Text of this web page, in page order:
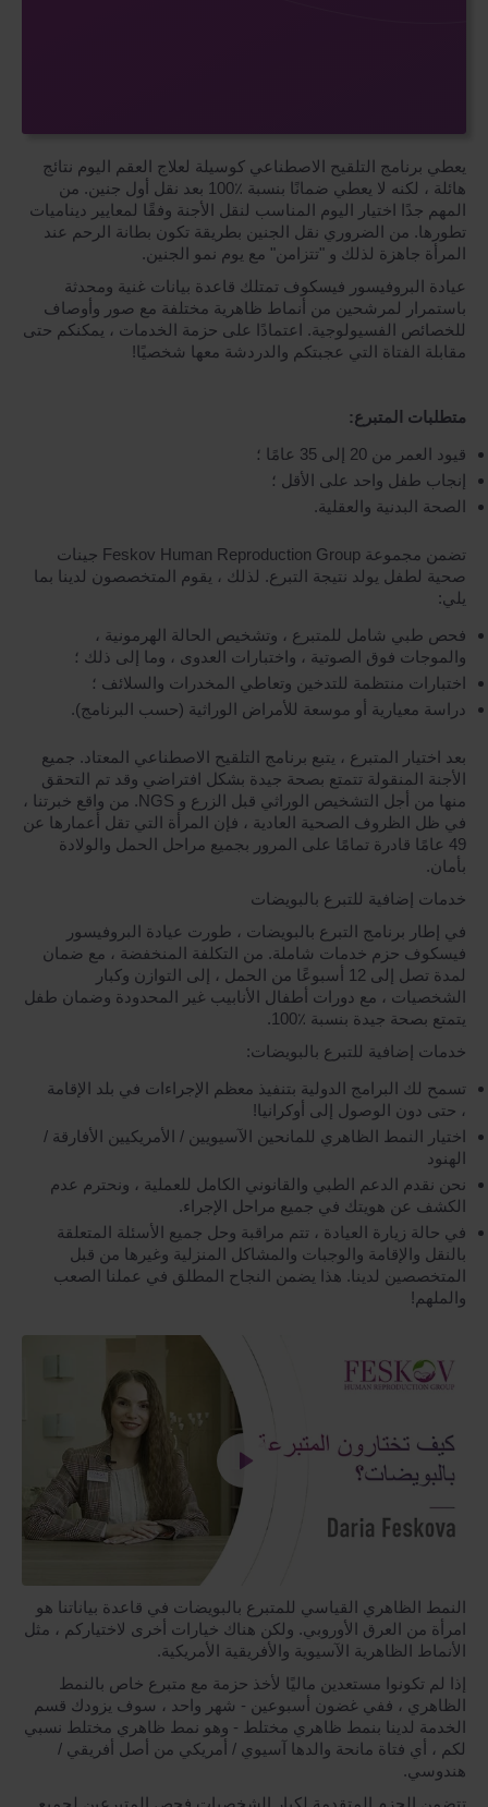
يعطي برنامج التلقيح الاصطناعي كوسيلة لعلاج العقم اليوم نتائج
هائلة ، لكنه لا يعطي ضمانًا بنسبة ٪100 بعد نقل أول جنين. من
المهم جدًا اختيار اليوم المناسب لنقل الأجنة وفقًا لمعايير ديناميات
تطورها. من الضروري نقل الجنين بطريقة تكون بطانة الرحم عند
المرأة جاهزة لذلك و "تتزامن" مع يوم نمو الجنين.
عيادة البروفيسور فيسكوف تمتلك قاعدة بيانات غنية ومحدثة
باستمرار لمرشحين من أنماط ظاهرية مختلفة مع صور وأوصاف
للخصائص الفسيولوجية. اعتمادًا على حزمة الخدمات ، يمكنكم حتى
مقابلة الفتاة التي عجبتكم والدردشة معها شخصيًا!
متطلبات المتبرع:
قيود العمر من 20 إلى 35 عامًا ؛
إنجاب طفل واحد على الأقل ؛
الصحة البدنية والعقلية.
تضمن مجموعة Feskov Human Reproduction Group جينات
صحية لطفل يولد نتيجة التبرع. لذلك ، يقوم المتخصصون لدينا بما
يلي:
فحص طبي شامل للمتبرع ، وتشخيص الحالة الهرمونية ،
والموجات فوق الصوتية ، واختبارات العدوى ، وما إلى ذلك ؛
اختبارات منتظمة للتدخين وتعاطي المخدرات والسلائف ؛
دراسة معيارية أو موسعة للأمراض الوراثية (حسب البرنامج).
بعد اختيار المتبرع ، يتبع برنامج التلقيح الاصطناعي المعتاد. جميع
الأجنة المنقولة تتمتع بصحة جيدة بشكل افتراضي وقد تم التحقق
منها من أجل التشخيص الوراثي قبل الزرع و NGS. من واقع خبرتنا ،
في ظل الظروف الصحية العادية ، فإن المرأة التي تقل أعمارها عن
49 عامًا قادرة تمامًا على المرور بجميع مراحل الحمل والولادة
بأمان.
خدمات إضافية للتبرع بالبويضات
في إطار برنامج التبرع بالبويضات ، طورت عيادة البروفيسور
فيسكوف حزم خدمات شاملة. من التكلفة المنخفضة ، مع ضمان
لمدة تصل إلى 12 أسبوعًا من الحمل ، إلى التوازن وكبار
الشخصيات ، مع دورات أطفال الأنابيب غير المحدودة وضمان طفل
يتمتع بصحة جيدة بنسبة ٪100.
خدمات إضافية للتبرع بالبويضات:
تسمح لك البرامج الدولية بتنفيذ معظم الإجراءات في بلد الإقامة
، حتى دون الوصول إلى أوكرانيا!
اختيار النمط الظاهري للمانحين الآسيويين / الأمريكيين الأفارقة /
الهنود
نحن نقدم الدعم الطبي والقانوني الكامل للعملية ، ونحترم عدم
الكشف عن هويتك في جميع مراحل الإجراء.
في حالة زيارة العيادة ، تتم مراقبة وحل جميع الأسئلة المتعلقة
بالنقل والإقامة والوجبات والمشاكل المنزلية وغيرها من قبل
المتخصصين لدينا. هذا يضمن النجاح المطلق في عملنا الصعب
والملهم!
النمط الظاهري القياسي للمتبرع بالبويضات في قاعدة بياناتنا هو
امرأة من العرق الأوروبي. ولكن هناك خيارات أخرى لاختياركم ، مثل
الأنماط الظاهرية الآسيوية والأفريقية الأمريكية.
إذا لم تكونوا مستعدين ماليًا لأخذ حزمة مع متبرع خاص بالنمط
الظاهري ، ففي غضون أسبوعين - شهر واحد ، سوف يزودك قسم
الخدمة لدينا بنمط ظاهري مختلط - وهو نمط ظاهري مختلط نسبي
لكم ، أي فتاة مانحة والدها آسيوي / أمريكي من أصل أفريقي /
هندوسي.
تتضمن الحزم المتقدمة لكبار الشخصيات فحص المتبرعين لجميع